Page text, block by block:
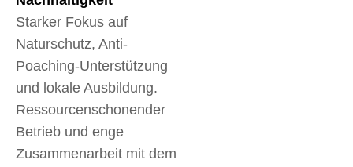
Starker Fokus auf
Naturschutz, Anti-
Poaching-Unterstützung
und lokale Ausbildung.
Ressourcenschonender
Betrieb und enge
Zusammenarbeit mit dem